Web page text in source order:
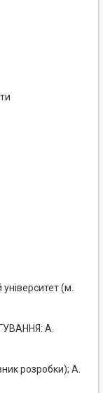
(м.
А.
розробки); А.